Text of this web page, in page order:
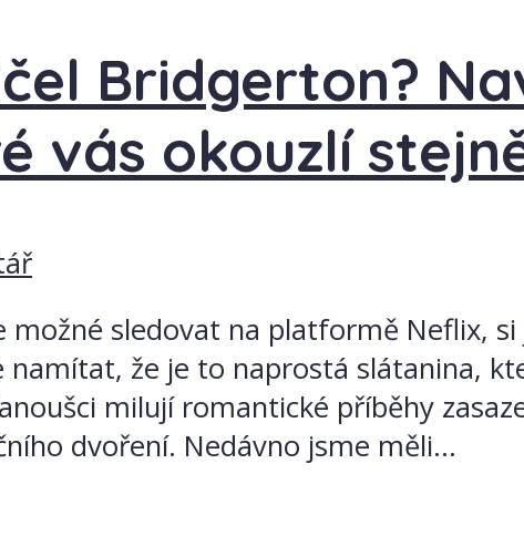
Bridgerton?
vás okouzlí
sledovat na platformě Neflix, si
namítat, že je to naprostá slátanina,
milují romantické příběhy
dvoření. Nedávno jsme měli...